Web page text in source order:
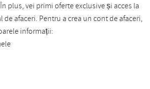
plus, vei primi oferte exclusive și acces la
afaceri. Pentru a crea un cont de afaceri,
informații: